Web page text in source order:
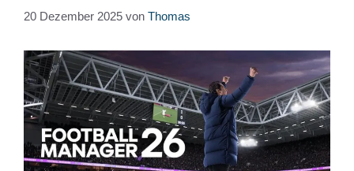
20 Dezember 2025 von Thomas